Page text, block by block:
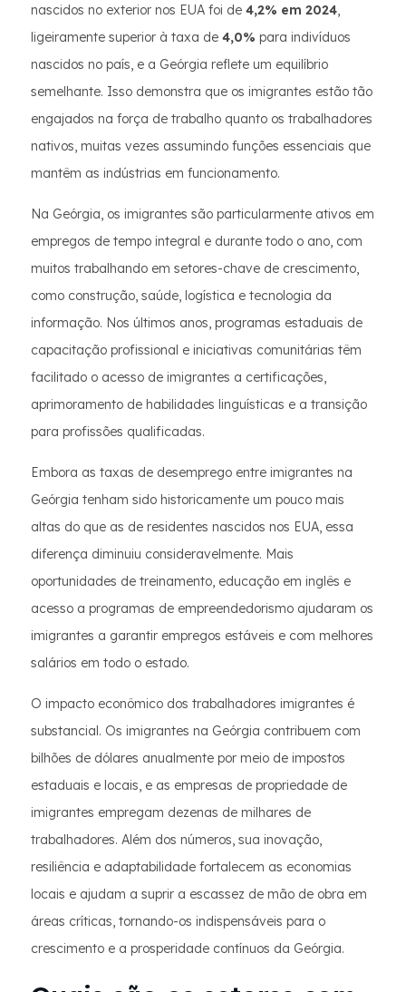
nascidos no exterior nos EUA foi de 4,2% em 2024,
ligeiramente superior à taxa de 4,0% para indivíduos
nascidos no país, e a Geórgia reflete um equilíbrio
semelhante. Isso demonstra que os imigrantes estão tão
engajados na força de trabalho quanto os trabalhadores
nativos, muitas vezes assumindo funções essenciais que
mantêm as indústrias em funcionamento.
Na Geórgia, os imigrantes são particularmente ativos em
empregos de tempo integral e durante todo o ano, com
muitos trabalhando em setores-chave de crescimento,
como construção, saúde, logística e tecnologia da
informação. Nos últimos anos, programas estaduais de
capacitação profissional e iniciativas comunitárias têm
facilitado o acesso de imigrantes a certificações,
aprimoramento de habilidades linguísticas e a transição
para profissões qualificadas.
Embora as taxas de desemprego entre imigrantes na
Geórgia tenham sido historicamente um pouco mais
altas do que as de residentes nascidos nos EUA, essa
diferença diminuiu consideravelmente. Mais
oportunidades de treinamento, educação em inglês e
acesso a programas de empreendedorismo ajudaram os
imigrantes a garantir empregos estáveis e com melhores
salários em todo o estado.
O impacto econômico dos trabalhadores imigrantes é
substancial. Os imigrantes na Geórgia contribuem com
bilhões de dólares anualmente por meio de impostos
estaduais e locais, e as empresas de propriedade de
imigrantes empregam dezenas de milhares de
trabalhadores. Além dos números, sua inovação,
resiliência e adaptabilidade fortalecem as economias
locais e ajudam a suprir a escassez de mão de obra em
áreas críticas, tornando-os indispensáveis para o
crescimento e a prosperidade contínuos da Geórgia.